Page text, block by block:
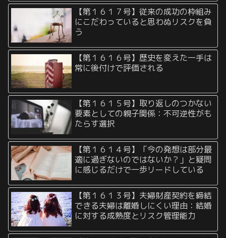
【第１６１７号】従来の成功の枠組み
にこだわっていると思わぬリスクを負
う
【第１６１６号】歴史を変えた一手は
常に後付けで評価される
【第１６１５号】取り返しのつかない
要素としての親子関係：不可逆性がも
たらす選択
【第１６１４号】「今の発想は部分最
適に過ぎないのではないか？」と疑問
に感じるだけで一歩リードしている
【第１６１３号】夫婦財産契約を締結
できる夫婦は離婚しにくい理由：結婚
に対する成熟度とリスク管理能力